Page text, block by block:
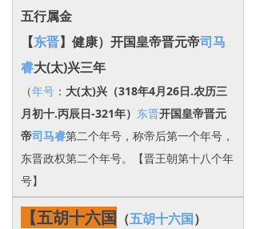
五行属金
【东晋】健康）开国皇帝晋元帝司马
睿大(太)兴三年
（年号 ： 大(太)兴 （318年4月26日.农历三
月初十.丙辰日-321年） 东晋开国皇帝晋元
帝司马睿第二个年号，称帝后第一个年号，
东晋政权第二个年号。【晋王朝第十八个年
号】
【五胡十六国 （五胡十六国）